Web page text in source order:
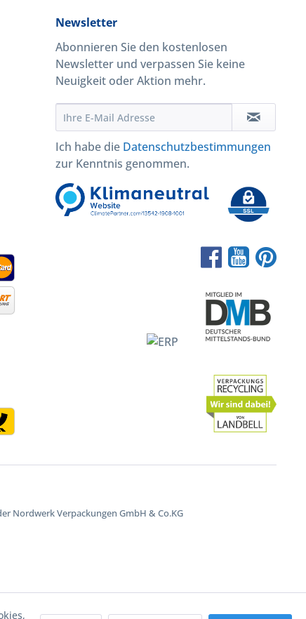
Newsletter
Abonnieren Sie den kostenlosen
Newsletter und verpassen Sie keine
Neuigkeit oder Aktion mehr.
Ich habe die Datenschutzbestimmungen
zur Kenntnis genommen.
Nordwerk Verpackungen GmbH & Co.KG